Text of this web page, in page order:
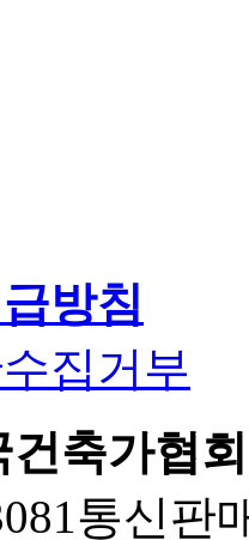
방침
집거부
축가협회
통신판